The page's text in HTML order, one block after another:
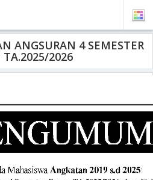
ANGSURAN 4 SEMESTER
TA.2025/2026